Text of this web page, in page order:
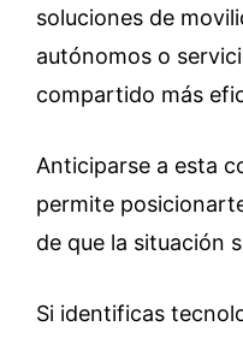
soluciones de
autónomos o
compartido más
Anticiparse a esta
permite
de que la situación
Si identificas